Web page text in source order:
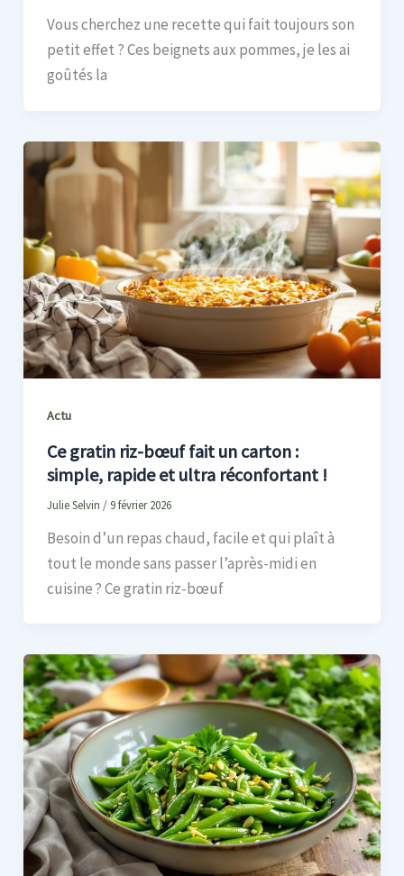
Vous cherchez une recette qui fait toujours son
petit effet ? Ces beignets aux pommes, je les ai
goûtés la
Actu
Ce gratin riz-bœuf fait un carton :
simple, rapide et ultra réconfortant !
Julie Selvin / 9 février 2026
Besoin d’un repas chaud, facile et qui plaît à
tout le monde sans passer l’après-midi en
cuisine ? Ce gratin riz-bœuf